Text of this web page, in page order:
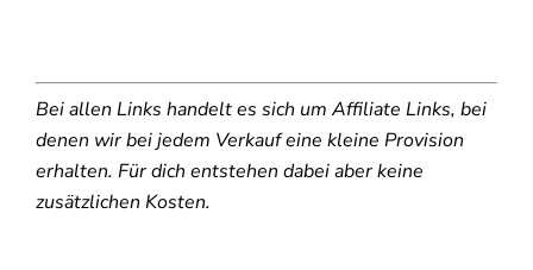
Bei allen Links handelt es sich um Affiliate Links, bei
denen wir bei jedem Verkauf eine kleine Provision
erhalten. Für dich entstehen dabei aber keine
zusätzlichen Kosten.